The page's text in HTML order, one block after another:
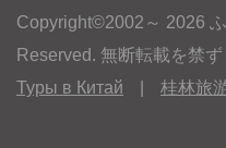
Copyright©2002～ 2026
Reserved. 無断転載を禁ず
Туры в Китай
桂林旅